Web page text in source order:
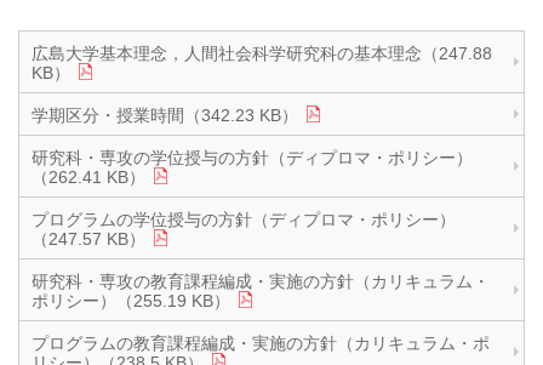
広島大学基本理念，人間社会科学研究科の基本理念（247.88
KB）
学期区分・授業時間（342.23 KB）
研究科・専攻の学位授与の方針（ディプロマ・ポリシー）
（262.41 KB）
プログラムの学位授与の方針（ディプロマ・ポリシー）
（247.57 KB）
研究科・専攻の教育課程編成・実施の方針（カリキュラム・
ポリシー）（255.19 KB）
プログラムの教育課程編成・実施の方針（カリキュラム・ポ